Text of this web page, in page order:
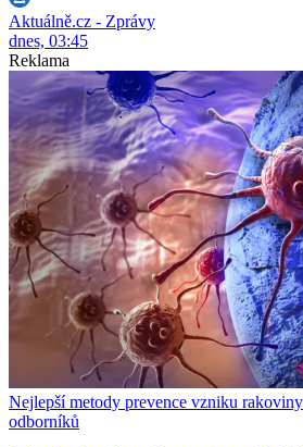
Aktuálně.cz - Zprávy
dnes, 03:45
Reklama
Nejlepší metody prevence vzniku
odborníků